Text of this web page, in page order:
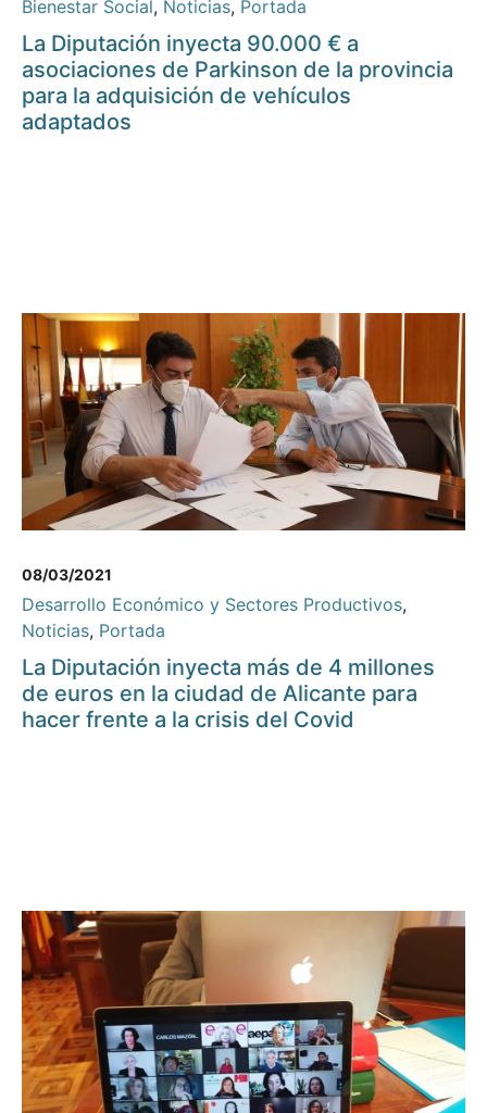
Bienestar Social, Noticias, Portada
La Diputación inyecta 90.000 € a
asociaciones de Parkinson de la provincia
para la adquisición de vehículos
adaptados
08/03/2021
Desarrollo Económico y Sectores Productivos,
Noticias, Portada
La Diputación inyecta más de 4 millones
de euros en la ciudad de Alicante para
hacer frente a la crisis del Covid